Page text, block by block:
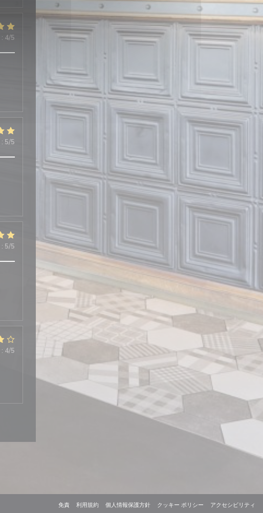
: 4/5
: 5/5
: 5/5
: 4/5
免責 ((新しいウィンドウで開きます))
利用規約((新しいウィンドウで開きます))
個人情報保護方針((新しいウィンドウで開きます))
クッキー ポリシー ((新しいウィンドウで
アクセシビリティ